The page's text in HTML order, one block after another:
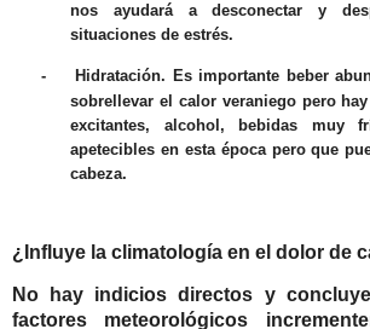
nos ayudará a desconectar y
situaciones de estrés.
- Hidratación. Es importante beber
sobrellevar el calor veraniego pero
excitantes, alcohol, bebidas muy
apetecibles en esta época pero que
cabeza.
¿Influye la climatología en el dolor de
No hay indicios directos y
factores meteorológicos